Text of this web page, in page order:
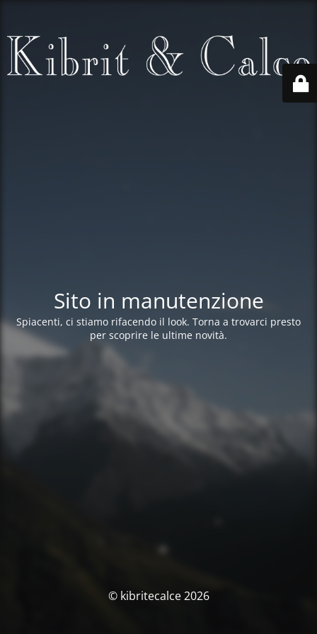
Sito in manutenzione
Spiacenti, ci stiamo rifacendo il look. Torna a trovarci presto
per scoprire le ultime novità.
© kibritecalce 2026